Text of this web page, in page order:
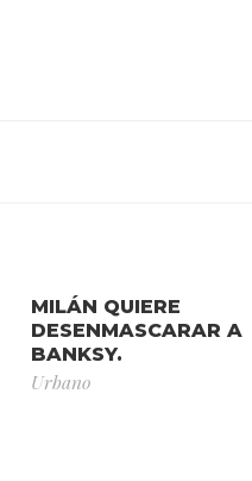
MILÁN QUIERE
DESENMASCARAR A
BANKSY.
Urbano